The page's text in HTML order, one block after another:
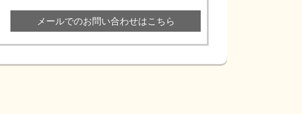
メールでのお問い合わせはこちら